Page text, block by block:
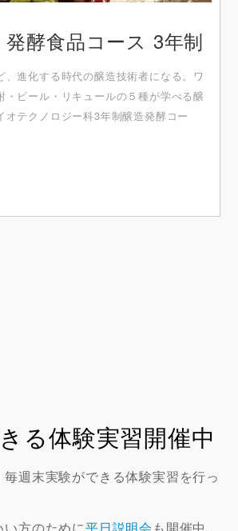
酵食品コース 3年制
、進化する時代の醸造技術者になる。ワ
・ビール・リキュールの５種が学べる醸
オテクノロジー科3年制醸造発酵コー
る体験実習開催中
週末実験ができる体験実習を行っ